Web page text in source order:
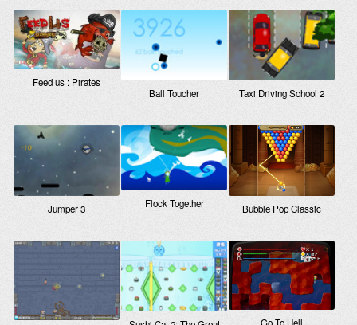
Feed us : Pirates
Ball Toucher
Taxi Driving School 2
Jumper 3 Flock Together Bubble Pop Classic